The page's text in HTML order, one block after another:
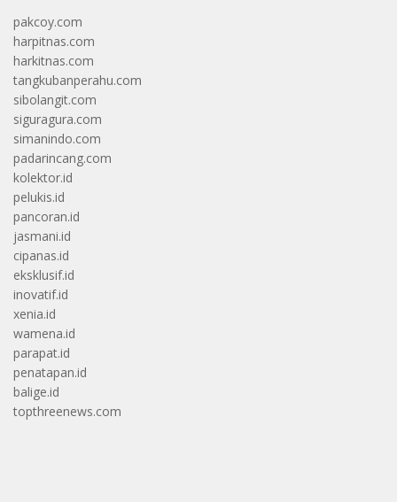
pakcoy.com
harpitnas.com
harkitnas.com
tangkubanperahu.com
sibolangit.com
siguragura.com
simanindo.com
padarincang.com
kolektor.id
pelukis.id
pancoran.id
jasmani.id
cipanas.id
eksklusif.id
inovatif.id
xenia.id
wamena.id
parapat.id
penatapan.id
balige.id
topthreenews.com